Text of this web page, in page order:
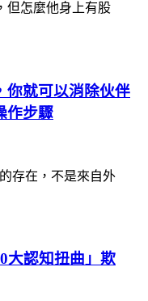
但怎麼他身上有股
你就可以消除伙伴
作步驟
存在，不是來自外
大認知扭曲」欺